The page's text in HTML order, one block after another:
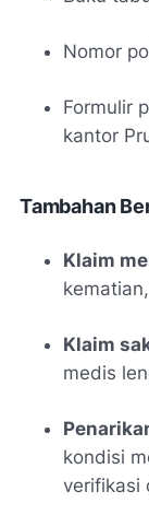
Nomor
Formulir
kantor
Tambahan
Klaim
Klaim
medis
kondisi
verifikasi